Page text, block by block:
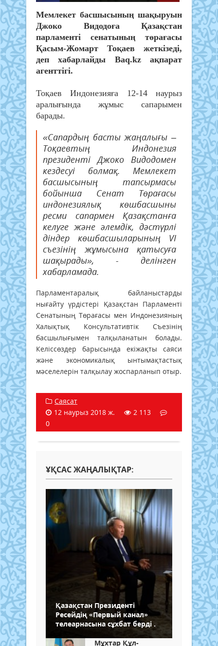
Мемлекет басшысының шақыруын
Джоко Видодоға Қазақстан
парламенті сенатының төрағасы
Қасым-Жомарт Тоқаев жеткізеді,
деп хабарлайды Baq.kz ақпарат
агенттігі.
Тоқаев Индонезияға 12-14 наурыз
аралығында жұмыс сапарымен
барады.
«Сапардың басты жаңалығы –
Тоқаевтың Индонезия
президенті Джоко Видодомен
кездесуі болмақ. Мемлекет
басшысының тапсырмасы
бойынша Сенат Төрағасы
индонезиялық көшбасшыны
ресми сапармен Қазақстанға
келуге және әлемдік, дәстүрлі
діндер көшбасшыларының VI
съезінің жұмысына қатысуға
шақырады», - делінген
хабарламада.
Парламентаралық байланыстарды
нығайту үрдістері Қазақстан Парламенті
Сенатының Төрағасы мен Индонезияның
Халықтық Консультативтік Съезінің
басшылығымен талқыланатын болады.
Келіссөздер барысында екіжақты саяси
және экономикалық ынтымақтастық
мәселелерін талқылау жоспарланып отыр.
Саясат
12 наурыз 2018 ж.
2 113
0
ҰҚСАС ЖАҢАЛЫҚТАР:
Қазақстан Президенті
Ресейдің «Первый канал»
телеарнасына сұхбат берді .
Мұхтар Құл-